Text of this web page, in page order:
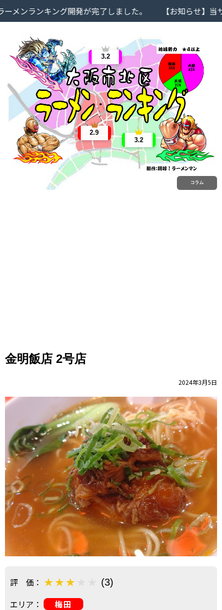
ランキング開発が完了しました。 【お知らせ】当サ
3.2
3.2
2.9
コラム
金明飯店 2号店
2024年3月5日
評 価： (3)
エリア：
梅田